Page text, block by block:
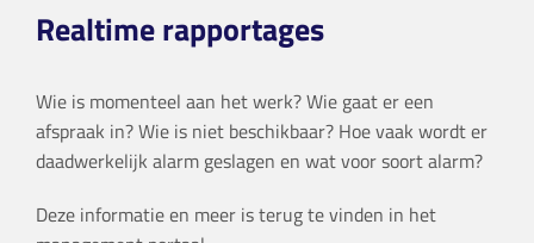
Realtime rapportages
Wie is momenteel aan het werk? Wie gaat er een
afspraak in? Wie is niet beschikbaar? Hoe vaak wordt er
daadwerkelijk alarm geslagen en wat voor soort alarm?
Deze informatie en meer is terug te vinden in het